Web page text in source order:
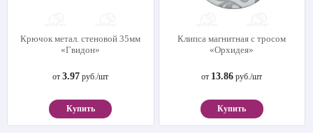
Крючок метал. стеновой 35мм
«Гвидон»
от3.97 руб./шт
Купить
Клипса магнитная с тросом
«Орхидея»
от 13.86 руб./шт
Купить